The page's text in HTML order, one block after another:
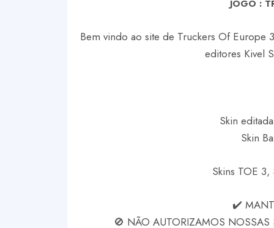
JOGO :
Bem vindo ao site de Truckers Of Europe
editores Kivel
Skin
Skin
Skins TOE
✔️
🚫 NÃO AUTORIZAMOS